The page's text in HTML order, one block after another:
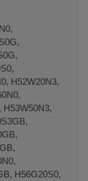
H52W20N3,
H53W50N3,
H56G20S0,